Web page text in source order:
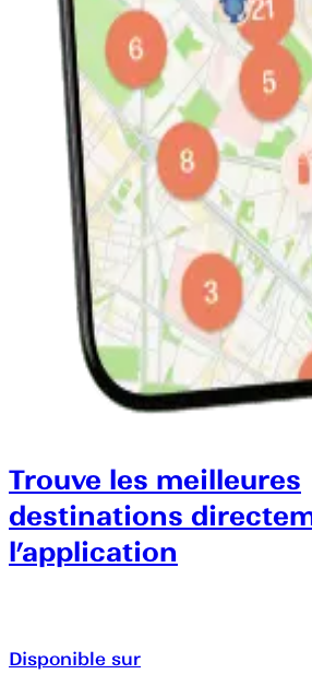
Trouve les meilleures
destinations
l’application
Disponible sur